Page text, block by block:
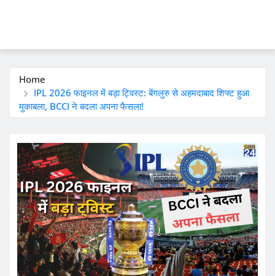
Home
IPL 2026 फाइनल में बड़ा ट्विस्ट: बेंगलुरु से अहमदाबाद शिफ्ट हुआ
मुकाबला, BCCI ने बदला अपना फैसला!